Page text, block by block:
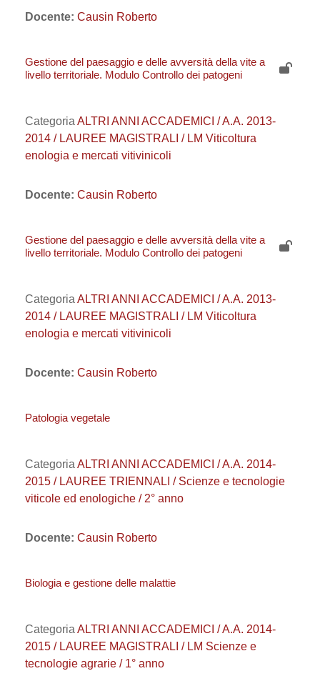
Docente: Causin Roberto
Gestione del paesaggio e delle avversità della vite a
livello territoriale. Modulo Controllo dei patogeni
Categoria ALTRI ANNI ACCADEMICI / A.A. 2013-
2014 / LAUREE MAGISTRALI / LM Viticoltura
enologia e mercati vitivinicoli
Docente: Causin Roberto
Gestione del paesaggio e delle avversità della vite a
livello territoriale. Modulo Controllo dei patogeni
Categoria ALTRI ANNI ACCADEMICI / A.A. 2013-
2014 / LAUREE MAGISTRALI / LM Viticoltura
enologia e mercati vitivinicoli
Docente: Causin Roberto
Patologia vegetale
Categoria ALTRI ANNI ACCADEMICI / A.A. 2014-
2015 / LAUREE TRIENNALI / Scienze e tecnologie
viticole ed enologiche / 2° anno
Docente: Causin Roberto
Biologia e gestione delle malattie
Categoria ALTRI ANNI ACCADEMICI / A.A. 2014-
2015 / LAUREE MAGISTRALI / LM Scienze e
tecnologie agrarie / 1° anno